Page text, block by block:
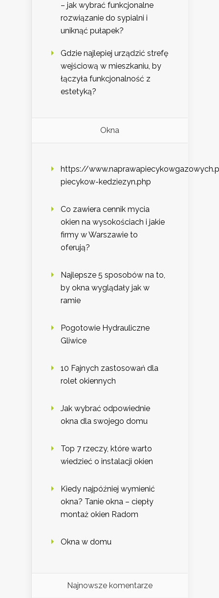
– jak wybrać funkcjonalne
rozwiązanie do sypialni i
uniknąć pułapek?
Gdzie najlepiej urządzić strefę
wejściową w mieszkaniu, by
łączyła funkcjonalność z
estetyką?
Okna
https://
piecykow-kedziezyn.php
Co zawiera cennik mycia
okien na wysokościach i jakie
firmy w Warszawie to
oferują?
Najlepsze 5 sposobów na to,
by okna wyglądały jak w
ramie
Pogotowie Hydrauliczne
Gliwice
10 Fajnych zastosowań dla
rolet okiennych
Jak wybrać odpowiednie
okna dla swojego domu
Top 7 rzeczy, które warto
wiedzieć o instalacji okien
Kiedy najpóźniej wymienić
okna? Tanie okna – ciepły
montaż okien Radom
Okna w domu
Najnowsze komentarze